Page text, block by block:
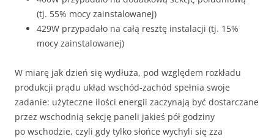
(tj. 55% mocy zainstalowanej)
429W przypadało na całą resztę instalacji (tj. 15%
mocy zainstalowanej)
W miarę jak dzień się wydłuża, pod względem rozkładu
produkcji prądu układ wschód-zachód spełnia swoje
zadanie: użyteczne ilości energii zaczynają być dostarczane
przez wschodnią sekcję paneli jakieś pół godziny
po wschodzie, czyli gdy tylko słońce wychyli się zza